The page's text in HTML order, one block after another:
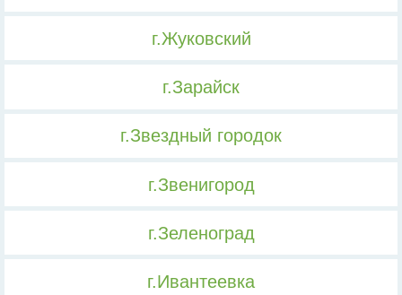
г.Жуковский
г.Зарайск
г.Звездный городок
г.Звенигород
г.Зеленоград
г.Ивантеевка